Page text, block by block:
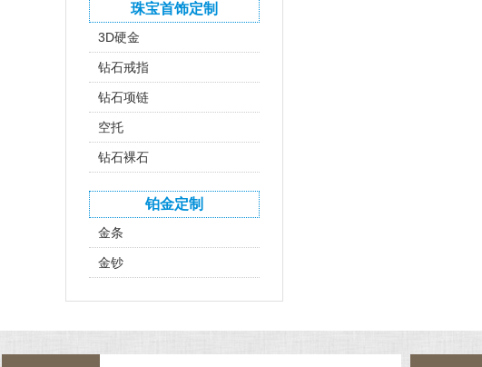
珠宝首饰定制
3D硬金
钻石戒指
钻石项链
空托
钻石裸石
铂金定制
金条
金钞